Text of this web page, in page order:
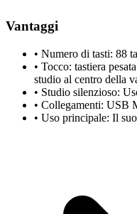
Vantaggi
• Numero di tasti: 88
• Tocco: tastiera
studio al centro della
• Studio silenzioso:
• Collegamenti: USB
• Uso principale: Il